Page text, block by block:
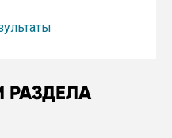
РАЗДЕЛА